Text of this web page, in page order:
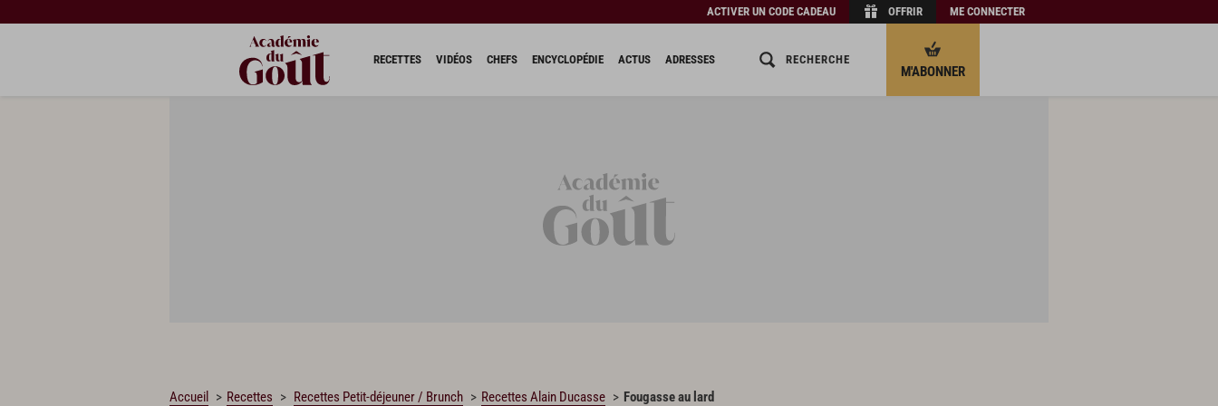
ACTIVER UN CODE CADEAU OFFRIR ME CONNECTER
RECETTES VIDÉOS CHEFS ENCYCLOPÉDIE ACTUS ADRESSES RECHERCHE
M'ABONNER
Accueil Recettes Recettes Petit-déjeuner / Brunch Recettes Alain Ducasse Fougasse au lard
CHARGEMENT…